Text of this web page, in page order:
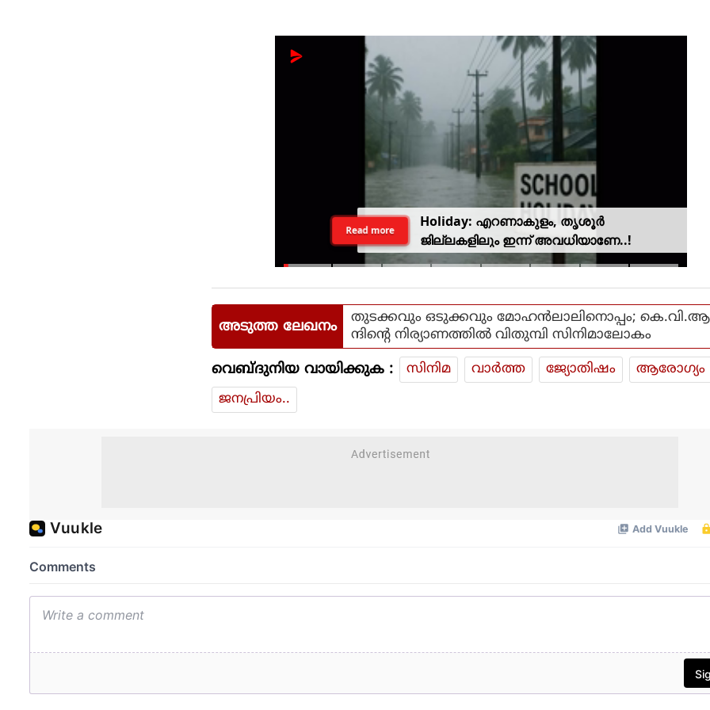
Holiday: എറണാകുളം, തൃശൂർ
ജില്ലകളിലും ഇന്ന് അവധിയാണേ..!
Read more
അടുത്ത ലേഖനം
തുടക്കവും ഒടുക്കവും മോഹന്‍ലാലിനൊപ്പം;
ന്ദിന്റെ നിര്യാണത്തില്‍ വിതുമ്പി സിനിമാലോകം
വെബ്ദുനിയ വായിക്കുക : സിനിമ വാര്‍ത്ത ജ്യോതിഷം
ആരോഗ്യം
ജനപ്രിയം..